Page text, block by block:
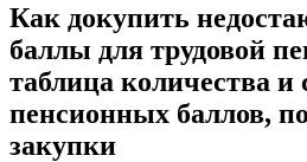
Как докупить
баллы для трудовой
таблица количества и
пенсионных баллов,
закупки